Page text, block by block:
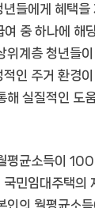
들에게 혜택을
여 중 하나에 해
위계층 청년들
인 주거 환경
해 실질적인 도
평균소득이
민임대주택의
인의 월평균소